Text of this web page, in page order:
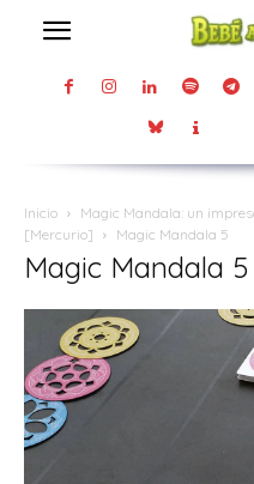
Inicio
Magic Mandala: un
[Mercurio]
Magic Mandala 5
Magic Mandala 5